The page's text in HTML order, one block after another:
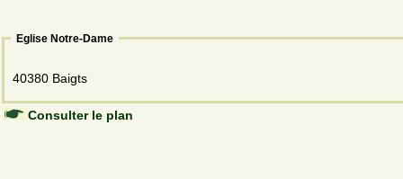
Eglise Notre-Dame
40380 Baigts
Consulter le plan